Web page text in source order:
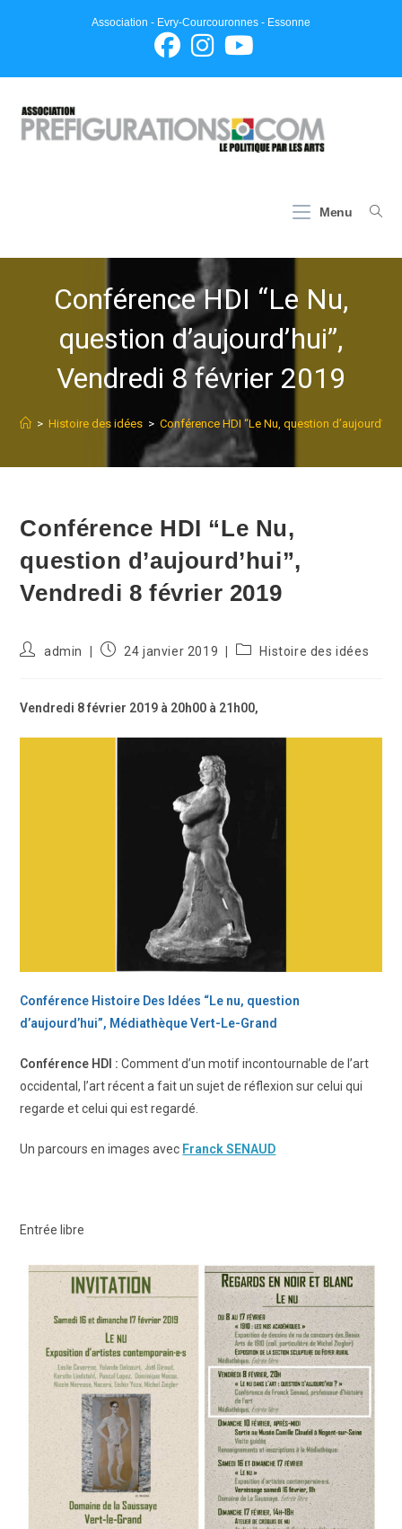
Association - Evry-Courcouronnes - Essonne
Menu
Conférence HDI “Le Nu,
question d’aujourd’hui”,
Vendredi 8 février 2019
> Histoire des idées > Conférence HDI “Le Nu, question
Conférence HDI “Le Nu,
question d’aujourd’hui”,
Vendredi 8 février 2019
Auteur/autrice
publication :
admin
Publication
24 janvier 2019
PostHistoire des idées
Vendredi 8 février 2019 à 20h00 à 21h00,
Conférence Histoire Des Idées “Le nu, question
d’aujourd’hui”, Médiathèque Vert-Le-Grand
Conférence HDI :Comment d’un motif incontournable de l’art
occidental, l’art récent a fait un sujet de réflexion sur celui qui
regarde et celui qui est regardé.
Un parcours en images avec Franck SENAUD
Entrée libre